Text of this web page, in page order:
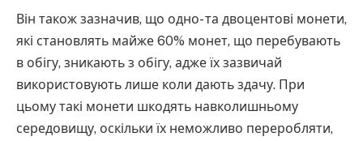
Він також зазначив, що одно- та двоцентові монети,
які становлять майже 60% монет, що перебувають
в обігу, зникають з обігу, адже їх зазвичай
використовують лише коли дають здачу. При
цьому такі монети шкодять навколишньому
середовищу, оскільки їх неможливо переробляти,